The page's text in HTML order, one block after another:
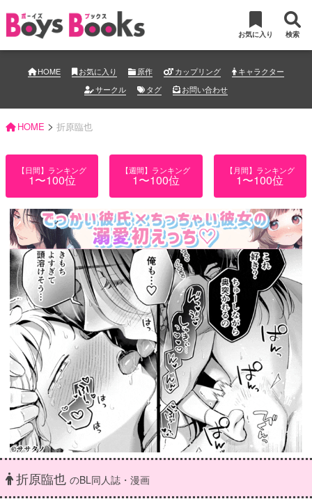
お気に入り 検索
HOME お気に入り 原作 カップリング
キャラクター
サークル
タグ お問い合わせ
HOME > 折原臨也
【日間】ランキング
1〜100位
【週間】ランキング
1〜100位
【月間】ランキング
1〜100位
折原臨也 のBL同人誌・漫画